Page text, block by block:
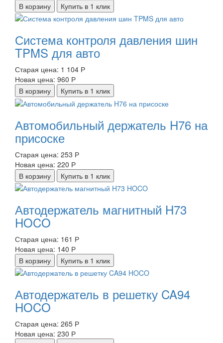
В корзину
Купить в 1 клик
Система контроля давления шин
TPMS для авто
Старая цена: 1 104 Р
Новая цена: 960 Р
В корзину
Купить в 1 клик
Автомобильный держатель H76 на
присоске
Старая цена: 253 Р
Новая цена: 220 Р
В корзину
Купить в 1 клик
Автодержатель магнитный H73
HOCO
Старая цена: 161 Р
Новая цена: 140 Р
В корзину
Купить в 1 клик
Автодержатель в решетку CA94
HOCO
Старая цена: 265 Р
Новая цена: 230 Р